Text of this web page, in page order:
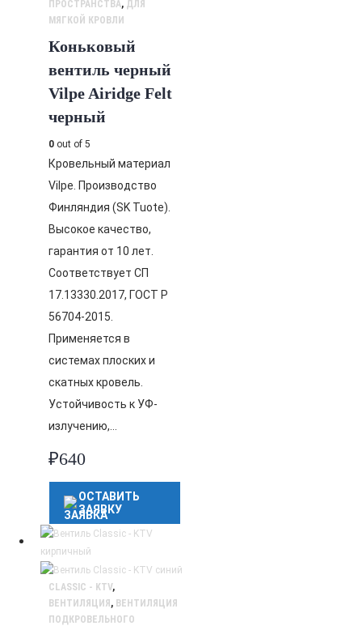
ПРОСТРАНСТВА, ДЛЯ
МЯГКОЙ КРОВЛИ
Коньковый
вентиль черный
Vilpe Airidge Felt
черный
0 out of 5
Кровельный материал
Vilpe. Производство
Финляндия (SK Tuote).
Высокое качество,
гарантия от 10 лет.
Соответствует СП
17.13330.2017, ГОСТ Р
56704-2015.
Применяется в
системах плоских и
скатных кровель.
Устойчивость к УФ-
излучению,…
₽640
ОСТАВИТЬ
ЗАЯВКУ
CLASSIC - KTV,
ВЕНТИЛЯЦИЯ, ВЕНТИЛЯЦИЯ
ПОДКРОВЕЛЬНОГО